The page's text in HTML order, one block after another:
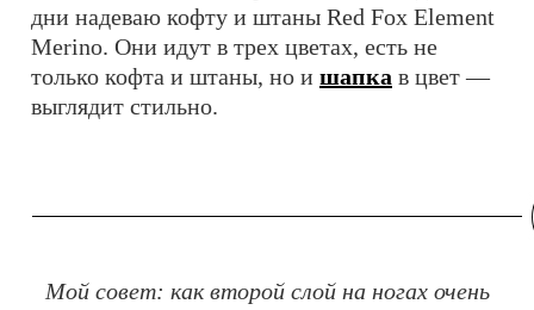
дни надеваю кофту и штаны Red Fox Element
Merino. Они идут в трех цветах, есть не
только кофта и штаны, но и шапка в цвет —
выглядит стильно.
Мой совет: как второй слой на ногах очень